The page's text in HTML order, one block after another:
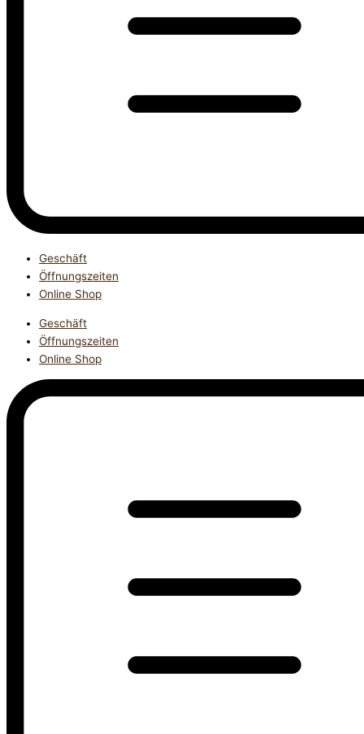
Geschäft
Öffnungszeiten
Online Shop
Geschäft
Öffnungszeiten
Online Shop